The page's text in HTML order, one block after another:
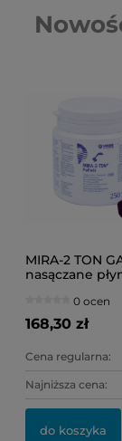
MIRA-2 TON
nasączane
0 ocen
168,30 zł
Cena regularna:
Najniższa cena:
do koszyka